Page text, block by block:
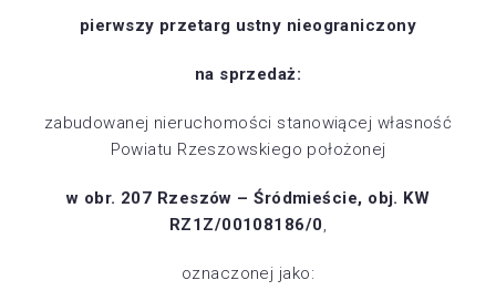
pierwszy przetarg ustny nieograniczony
na sprzedaż:
zabudowanej nieruchomości stanowiącej własność
Powiatu Rzeszowskiego położonej
w obr. 207 Rzeszów – Śródmieście, obj. KW
RZ1Z/00108186/0,
oznaczonej jako: